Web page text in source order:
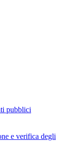
pubblici
e verifica degli